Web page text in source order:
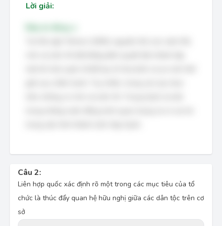
Lời giải:
Câu 2:
Liên hợp quốc xác định rõ một trong các mục tiêu của tổ
chức là thúc đẩy quan hệ hữu nghị giữa các dân tộc trên cơ
sở